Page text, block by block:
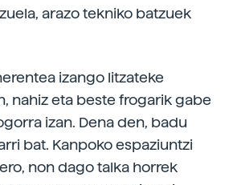
arazo tekniko batzuek
izango litzateke
nahiz eta beste frogarik gabe
izan. Dena den, badu
bat. Kanpoko espaziuntzi
non dago talka horrek